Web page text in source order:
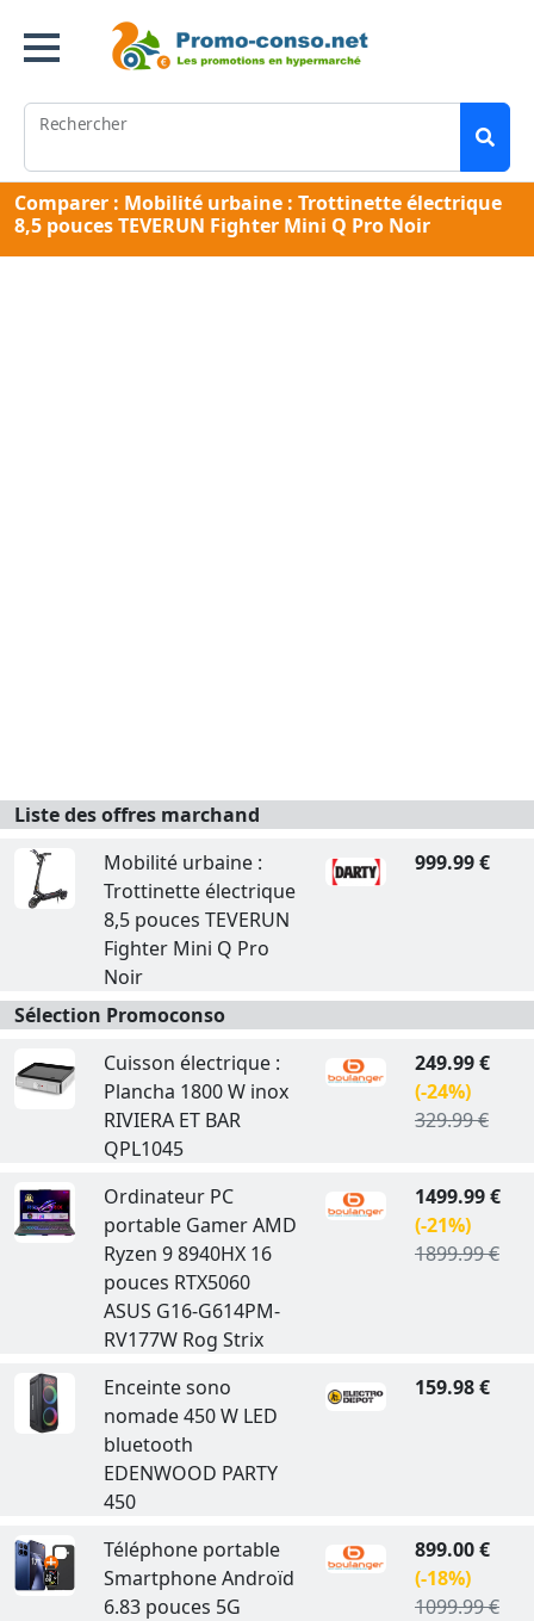
Rechercher
Comparer : Mobilité urbaine : Trottinette électrique
8,5 pouces TEVERUN Fighter Mini Q Pro Noir
Liste des offres marchand
Mobilité urbaine :
Trottinette électrique
8,5 pouces TEVERUN
Fighter Mini Q Pro
Noir
999.99 €
Sélection Promoconso
Cuisson électrique :
Plancha 1800 W inox
RIVIERA ET BAR
QPL1045
249.99 €
(-24%)
329.99 €
Ordinateur PC
portable Gamer AMD
Ryzen 9 8940HX 16
pouces RTX5060
ASUS G16-G614PM-
RV177W Rog Strix
1499.99 €
(-21%)
1899.99 €
Enceinte sono
nomade 450 W LED
bluetooth
EDENWOOD PARTY
450
159.98 €
Téléphone portable
Smartphone Androïd
6.83 pouces 5G
899.00 €
(-18%)
1099.99 €